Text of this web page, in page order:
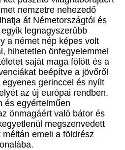
nemzetre nehezedő
át Németországtól és
legnagyszerűbb
a német nép képes volt
hihetetlen önfegyelemmel
saját maga fölött és a
beépítve a jövőről
gerinccel és nyílt
az új európai rendben.
és egyértelműen
önmagáért való bátor és
megszenvedett
emeli a földrész